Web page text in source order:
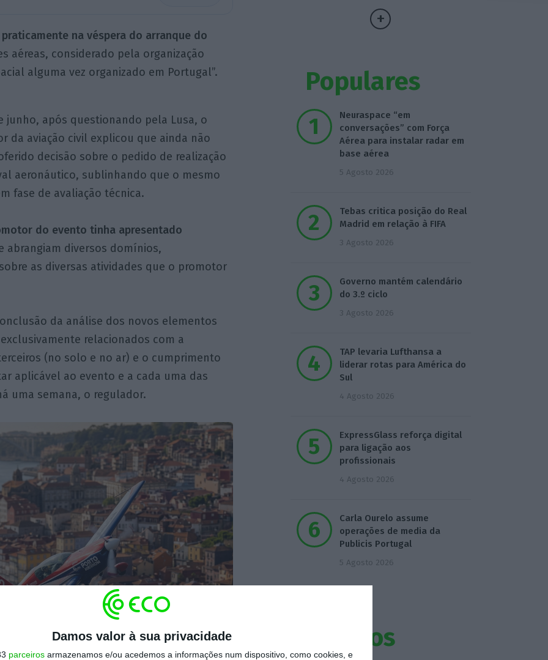
Damos valor à sua privacidade
parceiros armazenamos e/ou acedemos a informações num dispositivo, como cookies, e
na véspera do arranque do
aéreas, considerado pela organização
alguma vez organizado em Portugal”.
junho, após questionando pela Lusa, o
da aviação civil explicou que ainda não
decisão sobre o pedido de realização
aeronáutico, sublinhando que o mesmo
fase de avaliação técnica.
do evento tinha apresentado
abrangiam diversos domínios,
as diversas atividades que o promotor
da análise dos novos elementos
relacionados com a
(no solo e no ar) e o cumprimento
aplicável ao evento e a cada uma das
uma semana, o regulador.
Populares
Neuraspace “em
conversações” com Força
Aérea para instalar radar em
base aérea
5 Agosto 2026
Tebas critica posição do Real
Madrid em relação à FIFA
3 Agosto 2026
Governo mantém calendário
do 3.º ciclo
3 Agosto 2026
TAP levaria Lufthansa a
liderar rotas para América do
Sul
4 Agosto 2026
ExpressGlass reforça digital
para ligação aos
profissionais
4 Agosto 2026
Carla Ourelo assume
operações de media da
Publicis Portugal
5 Agosto 2026
Eventos